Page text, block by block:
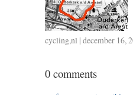
cycling,nl | december 16,
0 comments